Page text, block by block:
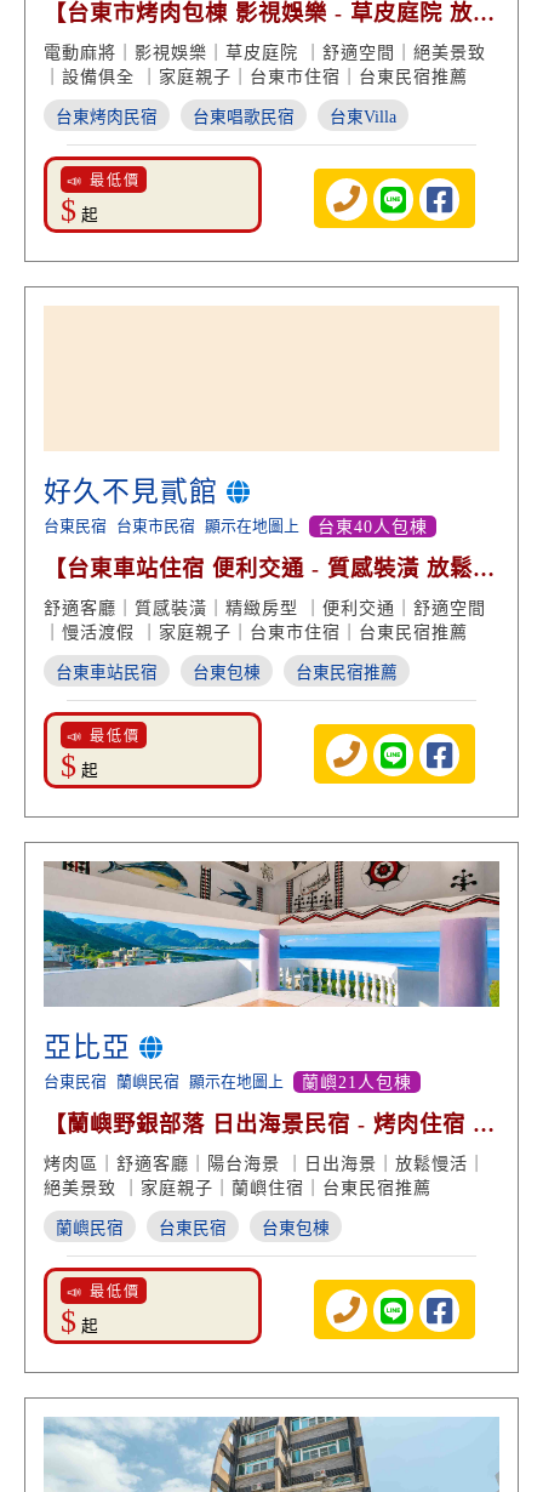
【台東市烤肉包棟 影視娛樂 - 草皮庭院 放鬆
渡假】
電動麻將｜影視娛樂｜草皮庭院 ｜舒適空間｜絕美景致
｜設備俱全 ｜家庭親子｜台東市住宿｜台東民宿推薦
台東烤肉民宿 台東唱歌民宿 台東Villa
📣 最低價
$ 起
好久不見貳館
台東民宿 台東市民宿 顯示在地圖上 台東40人包棟
【台東車站住宿 便利交通 - 質感裝潢 放鬆渡
假】
舒適客廳｜質感裝潢｜精緻房型 ｜便利交通｜舒適空間
｜慢活渡假 ｜家庭親子｜台東市住宿｜台東民宿推薦
台東車站民宿 台東包棟 台東民宿推薦
📣 最低價
$ 起
亞比亞
台東民宿 蘭嶼民宿 顯示在地圖上 蘭嶼21人包棟
【蘭嶼野銀部落 日出海景民宿 - 烤肉住宿 慢
活渡假】
烤肉區｜舒適客廳｜陽台海景 ｜日出海景｜放鬆慢活｜
絕美景致 ｜家庭親子｜蘭嶼住宿｜台東民宿推薦
蘭嶼民宿 台東民宿 台東包棟
📣 最低價
$ 起